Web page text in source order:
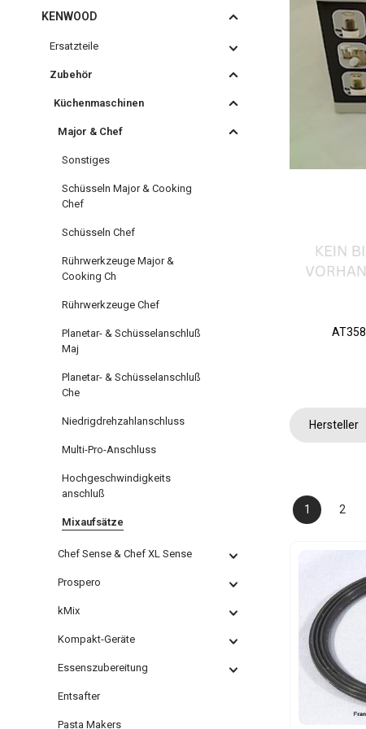
KENWOOD
Ersatzteile
Zubehör
Küchenmaschinen
Major & Chef
Sonstiges
Schüsseln Major & Cooking
Chef
Schüsseln Chef
Rührwerkzeuge Major &
Cooking Ch
Rührwerkzeuge Chef
Planetar- & Schüsselanschluß
Maj
Planetar- & Schüsselanschluß
Che
Niedrigdrehzahlanschluss
Multi-Pro-Anschluss
Hochgeschwindigkeits
anschluß
Mixaufsätze
Chef Sense & Chef XL Sense
Prospero
kMix
Kompakt-Geräte
Essenszubereitung
Entsafter
Pasta Makers
AT358
Hersteller
Seite
1
Seite
2